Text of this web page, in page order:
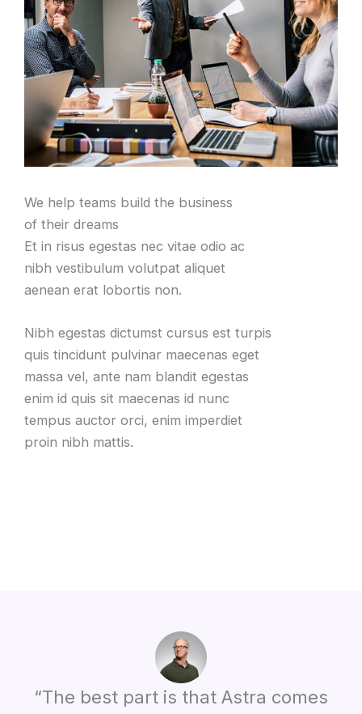
We help teams build the business
of their dreams
Et in risus egestas nec vitae odio ac
nibh vestibulum volutpat aliquet
aenean erat lobortis non.
Nibh egestas dictumst cursus est turpis
quis tincidunt pulvinar maecenas eget
massa vel, ante nam blandit egestas
enim id quis sit maecenas id nunc
tempus auctor orci, enim imperdiet
proin nibh mattis.
“The best part is that Astra comes